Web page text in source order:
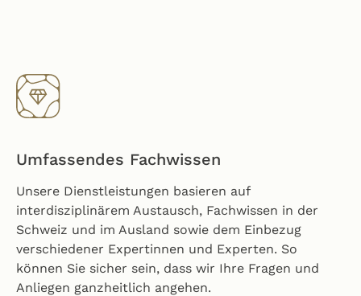
Umfassendes Fachwissen
Unsere Dienstleistungen basieren auf
interdisziplinärem Austausch, Fachwissen in der
Schweiz und im Ausland sowie dem Einbezug
verschiedener Expertinnen und Experten. So
können Sie sicher sein, dass wir Ihre Fragen und
Anliegen ganzheitlich angehen.